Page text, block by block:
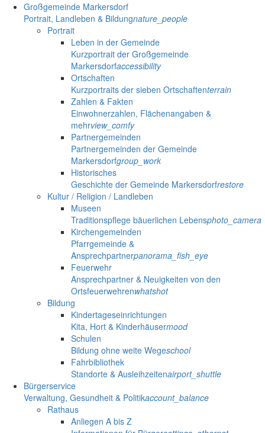
Großgemeinde Markersdorf
Portrait, Landleben & Bildungnature_people
Portrait
Leben in der Gemeinde
Kurzportrait der Großgemeinde
Markersdorfaccessibility
Ortschaften
Kurzportraits der sieben Ortschaftenterrain
Zahlen & Fakten
Einwohnerzahlen, Flächenangaben &
mehrview_comfy
Partnergemeinden
Partnergemeinden der Gemeinde
Markersdorfgroup_work
Historisches
Geschichte der Gemeinde Markersdorfrestore
Kultur / Religion / Landleben
Museen
Traditionspflege bäuerlichen Lebensphoto_camera
Kirchengemeinden
Pfarrgemeinde &
Ansprechpartnerpanorama_fish_eye
Feuerwehr
Ansprechpartner & Neuigkeiten von den
Ortsfeuerwehrenwhatshot
Bildung
Kindertageseinrichtungen
Kita, Hort & Kinderhäusermood
Schulen
Bildung ohne weite Wegeschool
Fahrbibliothek
Standorte & Ausleihzeitenairport_shuttle
Bürgerservice
Verwaltung, Gesundheit & Politikaccount_balance
Rathaus
Anliegen A bis Z